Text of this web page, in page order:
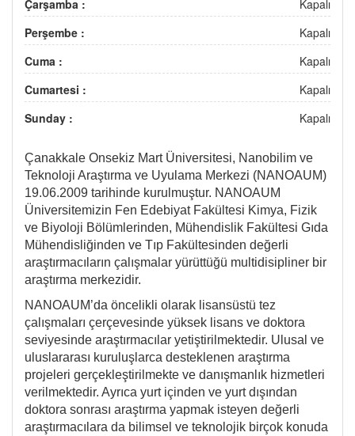
Çarşamba :
Kapalı
Perşembe :
Kapalı
Cuma :
Kapalı
Cumartesi :
Kapalı
Sunday :
Kapalı
Çanakkale Onsekiz Mart Üniversitesi, Nanobilim ve
Teknoloji Araştırma ve Uyulama Merkezi (NANOAUM)
19.06.2009 tarihinde kurulmuştur. NANOAUM
Üniversitemizin Fen Edebiyat Fakültesi Kimya, Fizik
ve Biyoloji Bölümlerinden, Mühendislik Fakültesi Gıda
Mühendisliğinden ve Tıp Fakültesinden değerli
araştırmacıların çalışmalar yürüttüğü multidisipliner bir
araştırma merkezidir.
NANOAUM’da öncelikli olarak lisansüstü tez
çalışmaları çerçevesinde yüksek lisans ve doktora
seviyesinde araştırmacılar yetiştirilmektedir. Ulusal ve
uluslararası kuruluşlarca desteklenen araştırma
projeleri gerçekleştirilmekte ve danışmanlık hizmetleri
verilmektedir. Ayrıca yurt içinden ve yurt dışından
doktora sonrası araştırma yapmak isteyen değerli
araştırmacılara da bilimsel ve teknolojik birçok konuda